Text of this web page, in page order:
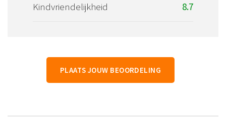
Kindvriendelijkheid 8.7
PLAATS JOUW BEOORDELING